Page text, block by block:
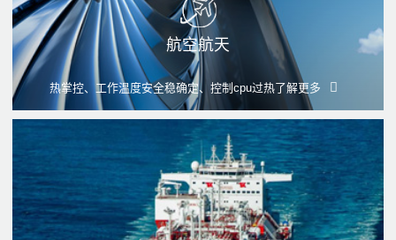
航空航天
热掌控、工作温度安全稳确定、控制cpu过热了解更多